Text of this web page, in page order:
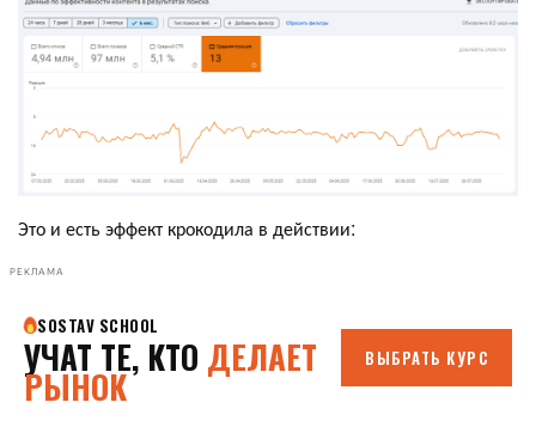
Это и есть эффект крокодила в действии:
РЕКЛАМА